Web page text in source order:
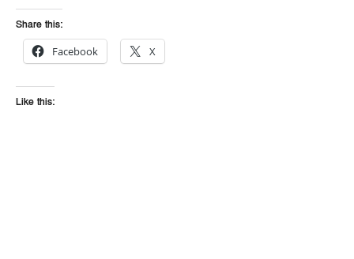
Share this:
Facebook X
Like this: